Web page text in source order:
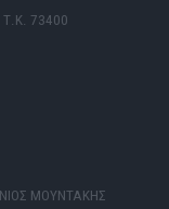
73400
ΜΟΥΝΤΑΚΗΣ